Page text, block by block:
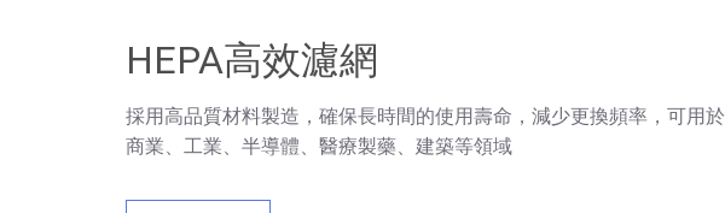
HEPA高效濾網
採用高品質材料製造，確保長時間的使用壽命，減少更換頻率，可用於
商業、工業、半導體、醫療製藥、建築等領域